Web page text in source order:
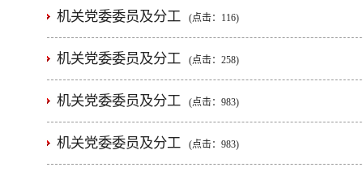
机关党委委员及分工 (点击： 116)
机关党委委员及分工 (点击： 258)
机关党委委员及分工 (点击： 983)
机关党委委员及分工 (点击： 983)